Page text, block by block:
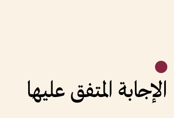
الإجابة المتفق عليها